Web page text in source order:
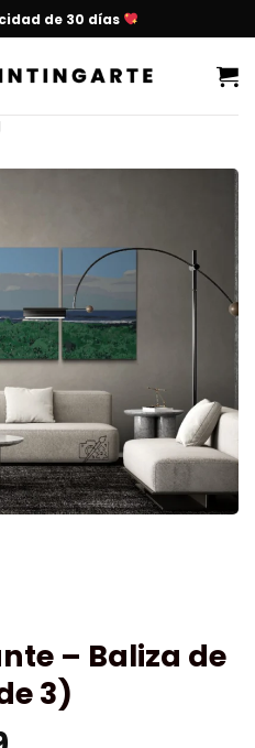
de 30 días
– Baliza de
3)